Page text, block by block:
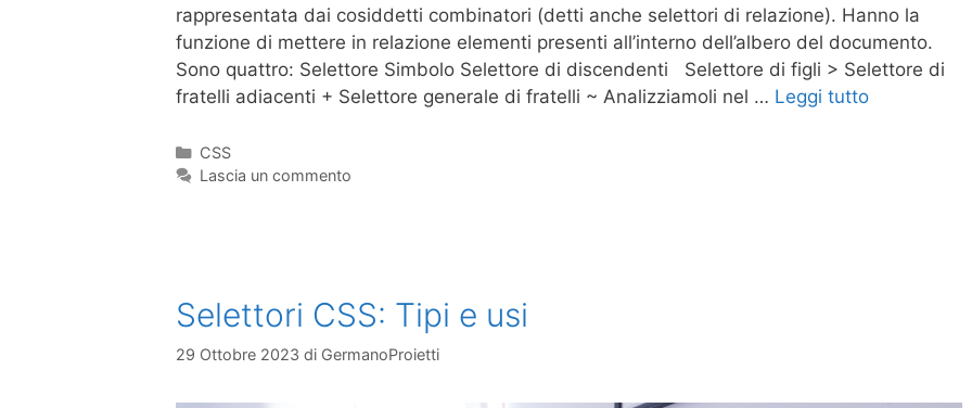
rappresentata dai cosiddetti combinatori (detti anche selettori di relazione). Hanno la
funzione di mettere in relazione elementi presenti all’interno dell’albero del documento.
Sono quattro: Selettore Simbolo Selettore di discendenti Selettore di figli > Selettore di
fratelli adiacenti + Selettore generale di fratelli ~ Analizziamoli nel … Leggi tutto
CSS
Lascia un commento
Selettori CSS: Tipi e usi
29 Ottobre 2023 di GermanoProietti